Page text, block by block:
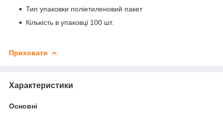
Тип упаковки поліетиленовий пакет
Кількість в упаковці 100 шт.
Приховати
Характеристики
Основні